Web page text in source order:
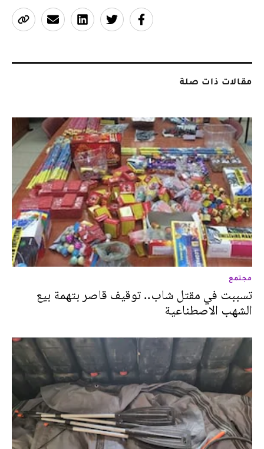
مقالات ذات صلة
مجتمع
تسببت في مقتل شاب.. توقيف قاصر بتهمة بيع
الشهب الاصطناعية